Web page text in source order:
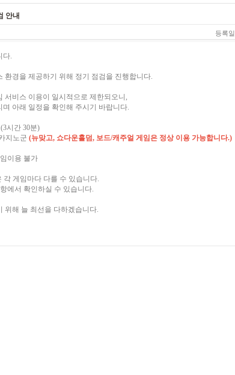
안내
등록일
다.
환경을 제공하기 위해 정기 점검을 진행합니다.
서비스 이용이 일시적으로 제한되오니,
아래 일정을 확인해 주시기 바랍니다.
시간 30분)
지노군 (뉴맞고, 쇼다운홀덤, 보드/캐주얼 게임은 정상 이용 가능합니다.)
이용 불가
게임마다 다를 수 있습니다.
에서 확인하실 수 있습니다.
위해 늘 최선을 다하겠습니다.